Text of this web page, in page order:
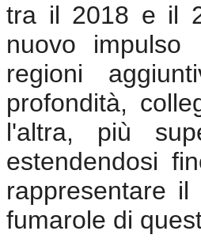
tra il 2018 e il
nuovo impulso
regioni
profondità,
l'altra, più
estendendosi
rappresentare
fumarole di